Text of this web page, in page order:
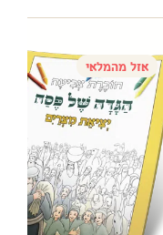
אזל מהמלאי